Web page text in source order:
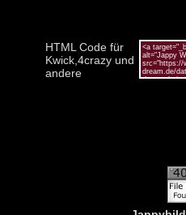
HTML Code für
Kwick,4crazy und
andere